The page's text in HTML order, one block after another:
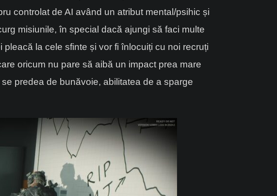
controlat de AI având un atribut mental/psihic și
misiunile, în special dacă ajungi să faci multe
la cele sfinte și vor fi înlocuiți cu noi recruți
oricum nu pare să aibă un impact prea mare
predea de bunăvoie, abilitatea de a sparge